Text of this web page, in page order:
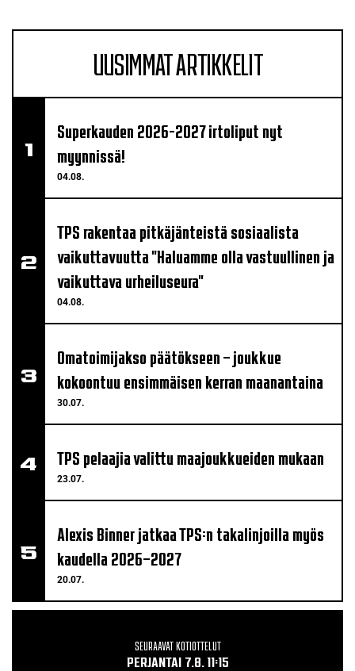
UUSIMMAT ARTIKKELIT
04.08.
Superkauden 2026-2027 irtoliput nyt
myynnissä!
04.08.
TPS rakentaa pitkäjänteistä sosiaalista
vaikuttavuutta "Haluamme olla vastuullinen ja
vaikuttava urheiluseura"
30.07.
Omatoimijakso päätökseen – joukkue
kokoontuu ensimmäisen kerran maanantaina
23.07.
TPS pelaajia valittu maajoukkueiden mukaan
20.07.
Alexis Binner jatkaa TPS:n takalinjoilla myös
kaudella 2026–2027
SEURAAVAT KOTIOTTELUT
PERJANTAI 7.8. 11:15